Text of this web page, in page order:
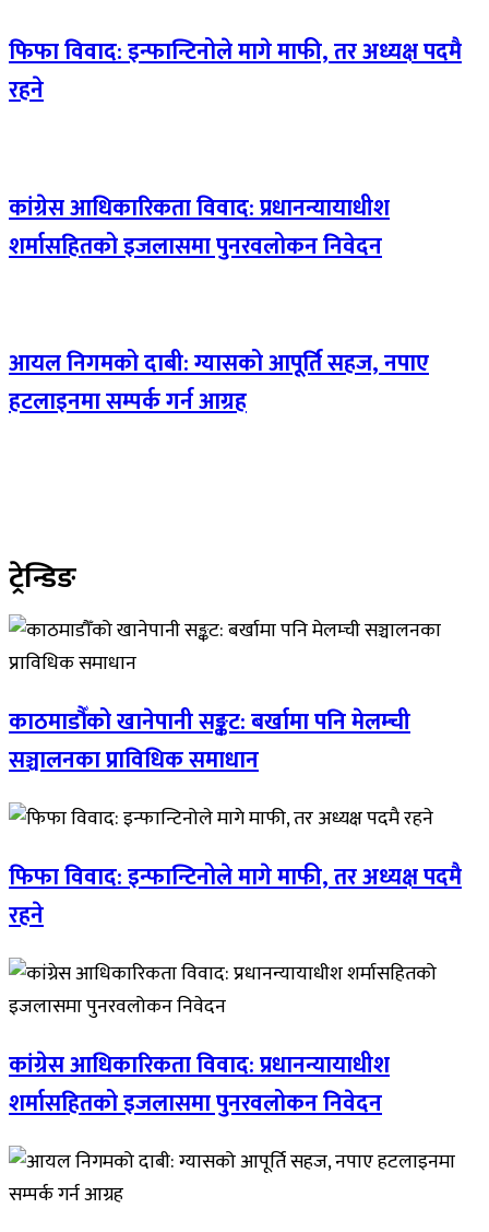
फिफा विवाद: इन्फान्टिनोले मागे माफी, तर अध्यक्ष पदमै
रहने
कांग्रेस आधिकारिकता विवाद: प्रधानन्यायाधीश
शर्मासहितको इजलासमा पुनरवलोकन निवेदन
आयल निगमको दाबी: ग्यासको आपूर्ति सहज, नपाए
हटलाइनमा सम्पर्क गर्न आग्रह
ट्रेन्डिङ
काठमाडौँको खानेपानी सङ्कट: बर्खामा पनि मेलम्ची
सञ्चालनका प्राविधिक समाधान
फिफा विवाद: इन्फान्टिनोले मागे माफी, तर अध्यक्ष पदमै
रहने
कांग्रेस आधिकारिकता विवाद: प्रधानन्यायाधीश
शर्मासहितको इजलासमा पुनरवलोकन निवेदन